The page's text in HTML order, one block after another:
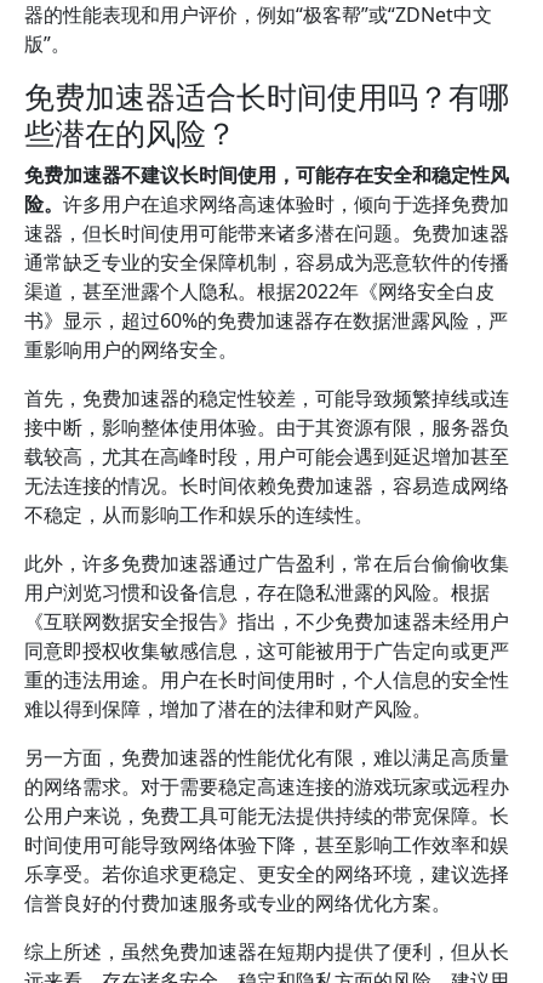
器的性能表现和用户评价，例如“极客帮”或“ZDNet中文
版”。
免费加速器适合长时间使用吗？有哪
些潜在的风险？
免费加速器不建议长时间使用，可能存在安全和稳定性风
险。 许多用户在追求网络高速体验时，倾向于选择免费加
速器，但长时间使用可能带来诸多潜在问题。免费加速器
通常缺乏专业的安全保障机制，容易成为恶意软件的传播
渠道，甚至泄露个人隐私。根据2022年《网络安全白皮
书》显示，超过60%的免费加速器存在数据泄露风险，严
重影响用户的网络安全。
首先，免费加速器的稳定性较差，可能导致频繁掉线或连
接中断，影响整体使用体验。由于其资源有限，服务器负
载较高，尤其在高峰时段，用户可能会遇到延迟增加甚至
无法连接的情况。长时间依赖免费加速器，容易造成网络
不稳定，从而影响工作和娱乐的连续性。
此外，许多免费加速器通过广告盈利，常在后台偷偷收集
用户浏览习惯和设备信息，存在隐私泄露的风险。根据
《互联网数据安全报告》指出，不少免费加速器未经用户
同意即授权收集敏感信息，这可能被用于广告定向或更严
重的违法用途。用户在长时间使用时，个人信息的安全性
难以得到保障，增加了潜在的法律和财产风险。
另一方面，免费加速器的性能优化有限，难以满足高质量
的网络需求。对于需要稳定高速连接的游戏玩家或远程办
公用户来说，免费工具可能无法提供持续的带宽保障。长
时间使用可能导致网络体验下降，甚至影响工作效率和娱
乐享受。若你追求更稳定、更安全的网络环境，建议选择
信誉良好的付费加速服务或专业的网络优化方案。
综上所述，虽然免费加速器在短期内提供了便利，但从长